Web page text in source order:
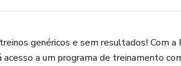
genéricos e sem resultados! Com
acesso a um programa de treinamento